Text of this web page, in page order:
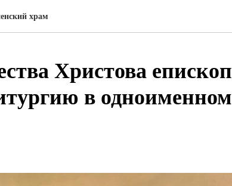
храм
Христова епископ
в одноименном